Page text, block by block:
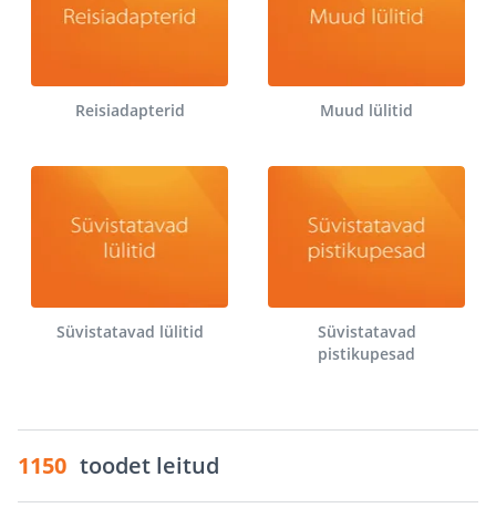
Reisiadapterid Muud lülitid
Süvistatavad lülitid
Süvistatavad
pistikupesad
1150 toodet leitud